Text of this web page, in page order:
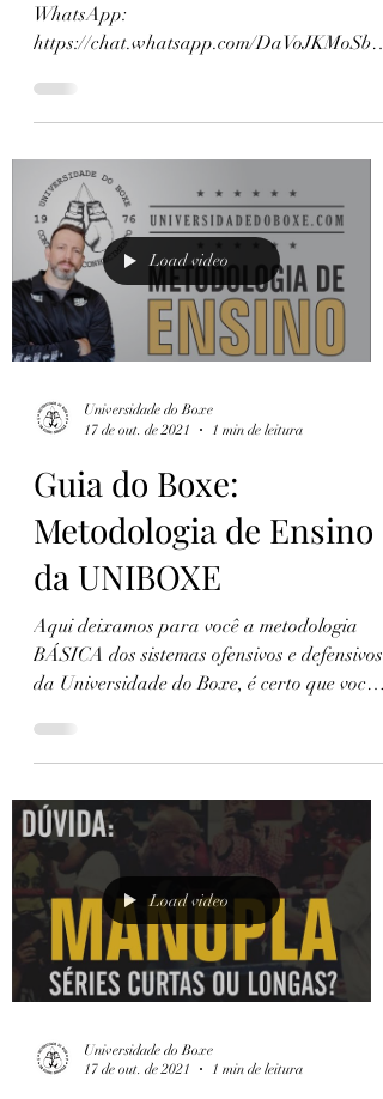
WhatsApp:
https://chat.whatsapp.com/DaVoJKMoSba..
Load video
Universidade do Boxe
17 de out. de 2021
1 min de leitura
Guia do Boxe:
Metodologia de Ensino
da UNIBOXE
Aqui deixamos para você a metodologia
BÁSICA dos sistemas ofensivos e defensivos
da Universidade do Boxe, é certo que você
Load video
Universidade do Boxe
17 de out. de 2021
1 min de leitura